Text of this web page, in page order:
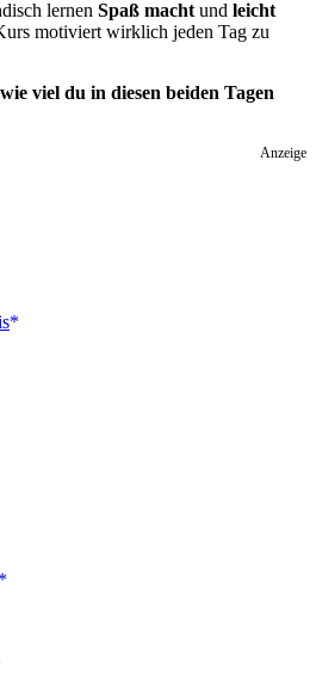
lernen Spaß macht und leicht
motiviert wirklich jeden Tag zu
viel du in diesen beiden Tagen
Anzeige